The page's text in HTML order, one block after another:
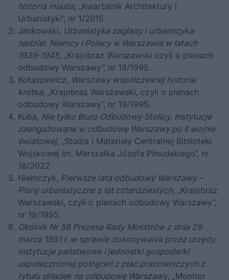
historia miasta, „Kwartalnik Architektury i
Urbanistyki”, nr 1/2015.
Jankowski, Urbanistyka zagłady i urbanistyka
nadziei. Niemcy i Polacy w Warszawie w latach
1939-1945, „Krajobraz Warszawski czyli o planach
odbudowy Warszawy”, nr 19/1995.
Kotaszewicz, Warszawy współczesnej historia
krótka, „Krajobraz Warszawski, czyli o planach
odbudowy Warszawy”, nr 19/1995.
Kuba, Nie tylko Biuro Odbudowy Stolicy. Instytucje
zaangażowane w odbudowę Warszawy po II wojnie
światowej, „Studia i Materiały Centralnej Biblioteki
Wojskowej im. Marszałka Józefa Piłsudskiego”, nr
18/2022.
Niemczyk, Pierwsze lata odbudowy Warszawy –
Plany urbanistyczne z lat czterdziestych, „Krajobraz
Warszawski, czyli o planach odbudowy Warszawy”,
nr 19/1995.
Okólnik Nr 56 Prezesa Rady Ministrów z dnia 29
marca 1951 r. w sprawie dokonywania przez urzędy,
instytucje państwowe i jednostki gospodarki
uspołecznionej potrąceń z płac pracowniczych z
tytułu składek na odbudowę Warszawy, „Monitor